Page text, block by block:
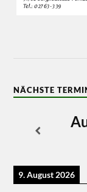
NÄCHSTE
9. August 2026